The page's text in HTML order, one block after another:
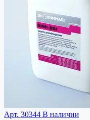
Арт. 30344 В наличии